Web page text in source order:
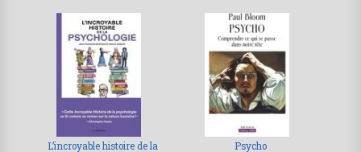
L’incroyable histoire de la
Psycho